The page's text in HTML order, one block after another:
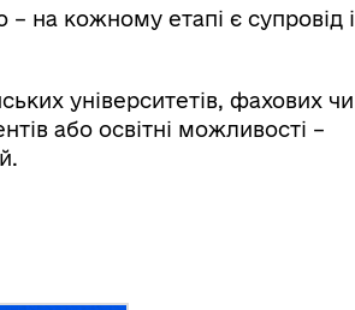
– на кожному етапі є супровід і
університетів, фахових чи
або освітні можливості –